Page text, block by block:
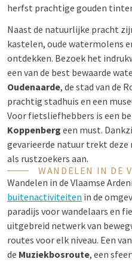
herfst prachtige gouden
Naast de natuurlijke pracht
kastelen, oude watermolens
ontdekken. Bezoek het
een van de best bewaarde
Oudenaarde, de stad van de
prachtig stadhuis en een
Voor fietsliefhebbers is een
Koppenberg een must.
gevarieerde natuur trekt
als rustzoekers aan.
WANDELEN IN DE
Wandelen in de Vlaamse
buitenactiviteiten in de
paradijs voor wandelaars en
uitgebreid netwerk van
routes voor elk niveau. Een
de Muziekbosroute, een